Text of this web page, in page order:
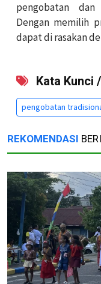
pengobatan dan
Dengan memilih
dapat di rasakan
Kata Kunci
pengobatan
REKOMENDASI